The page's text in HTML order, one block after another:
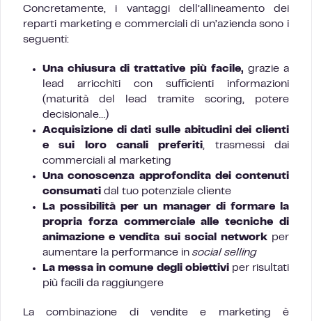
Concretamente, i vantaggi dell’allineamento dei
reparti marketing e commerciali di un’azienda sono i
seguenti:
Una chiusura di trattative più facile, grazie a
lead arricchiti con sufficienti informazioni
(maturità del lead tramite scoring, potere
decisionale…)
Acquisizione di dati sulle abitudini dei clienti
e sui loro canali preferiti, trasmessi dai
commerciali al marketing
Una conoscenza approfondita dei contenuti
consumati dal tuo potenziale cliente
La possibilità per un manager di formare la
propria forza commerciale alle tecniche di
animazione e vendita sui social networkper
aumentare la performance in social selling
La messa in comune degli obiettiviper risultati
più facili da raggiungere
La combinazione di vendite e marketing è